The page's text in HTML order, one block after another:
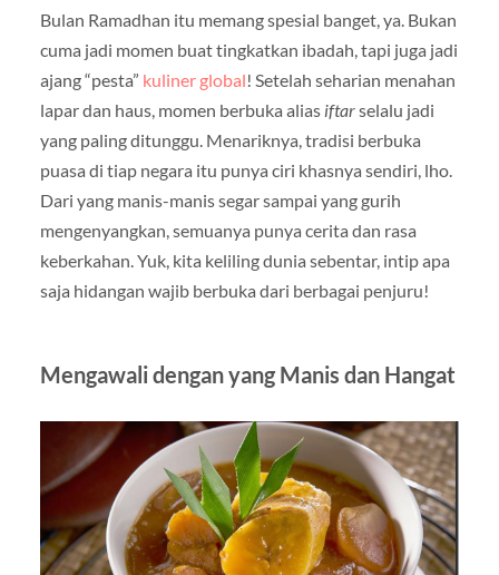
Bulan Ramadhan itu memang spesial banget, ya. Bukan
cuma jadi momen buat tingkatkan ibadah, tapi juga jadi
ajang “pesta” kuliner global! Setelah seharian menahan
lapar dan haus, momen berbuka alias iftarselalu jadi
yang paling ditunggu. Menariknya, tradisi berbuka
puasa di tiap negara itu punya ciri khasnya sendiri, lho.
Dari yang manis-manis segar sampai yang gurih
mengenyangkan, semuanya punya cerita dan rasa
keberkahan. Yuk, kita keliling dunia sebentar, intip apa
saja hidangan wajib berbuka dari berbagai penjuru!
Mengawali dengan yang Manis dan Hangat